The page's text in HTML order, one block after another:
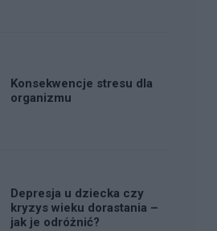
Konsekwencje stresu dla
organizmu
Depresja u dziecka czy
kryzys wieku dorastania –
jak je odróżnić?